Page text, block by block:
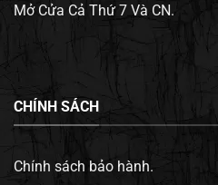
Mở Cửa Cả Thứ 7 Và CN.
CHÍNH SÁCH
Chính sách bảo hành.